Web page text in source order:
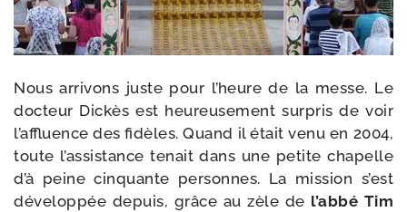
Nous arri­vons juste pour l’heure de la messe. Le
doc­teur Dickès est heu­reu­se­ment sur­pris de voir
l’affluence des fidèles. Quand il était venu en 2004,
toute l’assistance tenait dans une petite cha­pelle
d’à peine cin­quante per­sonnes. La mis­sion s’est
déve­lop­pée depuis, grâce au zèle de l’abbé Tim